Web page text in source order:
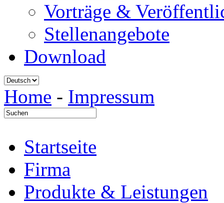
Vorträge &
Stellenangebote
Download
Home - Impressum
Startseite
Firma
Produkte & Leistungen